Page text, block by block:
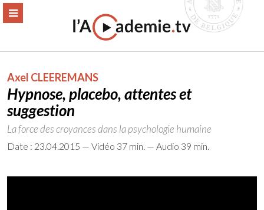
Aller
MENU
Axel CLEEREMANS
Hypnose, placebo, attentes et
suggestion
La force des croyances dans la psychologie humaine
Date : 23.04.2015 — Vidéo 37 min. — Audio 39 min.